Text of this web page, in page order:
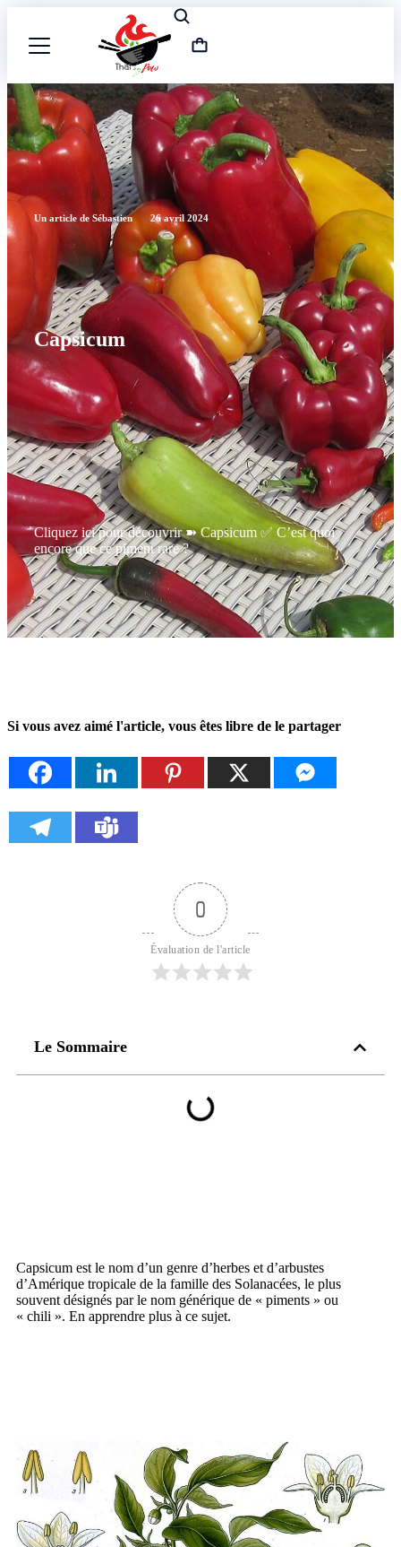
Un article de Sébastien 26 avril 2024
Capsicum
Cliquez ici pour découvrir ➽ Capsicum ✅ C’est quoi
encore que ce piment rare ?
Si vous avez aimé l'article, vous êtes libre de le partager
0
Évaluation de l'article
Le Sommaire
Capsicum est le nom d’un genre d’herbes et d’arbustes
d’Amérique tropicale de la famille des Solanacées, le plus
souvent désignés par le nom générique de « piments » ou
« chili ». En apprendre plus à ce sujet.